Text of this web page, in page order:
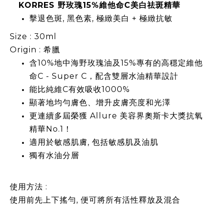
KORRES 野玫瑰15%維他命C美白祛斑精華
擊退色斑, 黑色素, 極緻美白 + 極緻抗敏
Size : 30ml
Origin : 希臘
含10%地中海野玫瑰油及15%專有的高穩定維他
命C - Super C，配含雙層水油精華設計
能比純維C有效吸收1000%
顯著地均勻膚色、增升皮膚亮度和光澤
更連續多屆榮獲 Allure 美容界奧斯卡大獎抗氧
精華No.1！
適用於敏感肌膚, 包括敏感肌及油肌
獨有水油分層
使用方法 :
使用前先上下搖勻, 便可將所有活性釋放及混合